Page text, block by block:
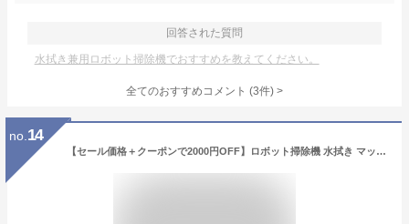
回答された質問
水拭き兼用ロボット掃除機でおすすめを教えてください。
全てのおすすめコメント (3件) >
no. 14
【セール価格＋クーポンで2000円OFF】ロボット掃除機 水拭き マッピング AIRROBO T20+ 自動ゴミ収集 60日ゴミ捨て不要 高精度レーダー 強力吸引 お掃除ロボット 自動掃除機 ロボットクリーナー 拭き掃除 Alexa Google アシスタント対応 自動充電 薄型